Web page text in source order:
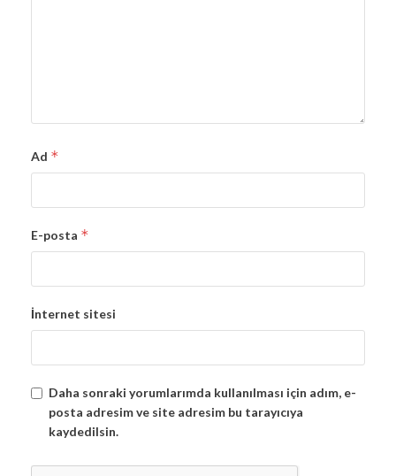
Ad *
E-posta *
İnternet sitesi
Daha sonraki yorumlarımda kullanılması için adım, e-
posta adresim ve site adresim bu tarayıcıya
kaydedilsin.